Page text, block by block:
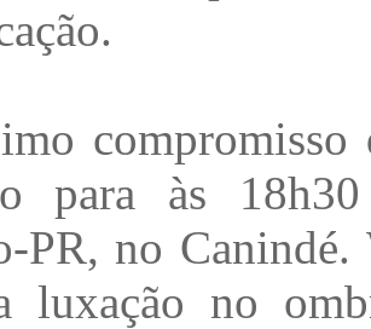
compromisso
para às
PR, no Canindé.
luxação no